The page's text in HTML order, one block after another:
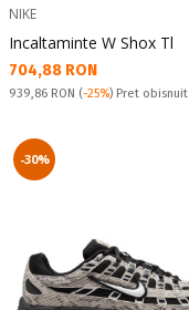
NIKE
Incaltaminte W Shox Tl
Текуща цена:
704,88 RON
Pret obisnuit:
939,86 RON (-25%) Pret obisnuit
-30%